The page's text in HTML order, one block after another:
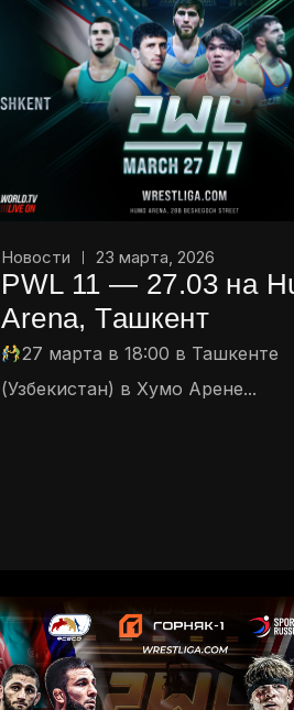
Новости 23 марта, 2026
PWL 11 — 27.03 на
Arena, Ташкент
27 марта в 18:00 в Ташкенте
(Узбекистан) в Хумо Арене...